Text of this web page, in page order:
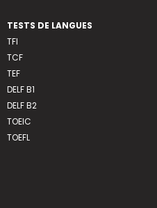
TESTS DE LANGUES
TFI
TCF
TEF
DELF B1
DELF B2
TOEIC
TOEFL